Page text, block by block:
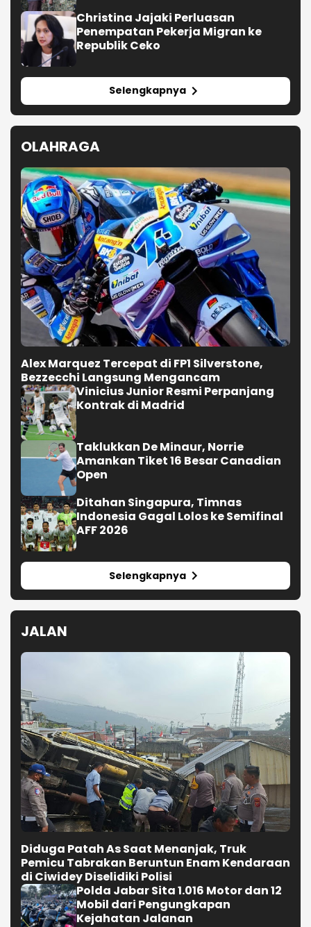
Christina Jajaki Perluasan
Penempatan Pekerja Migran ke
Republik Ceko
Selengkapnya
OLAHRAGA
Alex Marquez Tercepat di FP1 Silverstone,
Bezzecchi Langsung Mengancam
Vinicius Junior Resmi Perpanjang
Kontrak di Madrid
Taklukkan De Minaur, Norrie
Amankan Tiket 16 Besar Canadian
Open
Ditahan Singapura, Timnas
Indonesia Gagal Lolos ke Semifinal
AFF 2026
Selengkapnya
JALAN
Diduga Patah As Saat Menanjak, Truk
Pemicu Tabrakan Beruntun Enam Kendaraan
di Ciwidey Diselidiki Polisi
Polda Jabar Sita 1.016 Motor dan 12
Mobil dari Pengungkapan
Kejahatan Jalanan